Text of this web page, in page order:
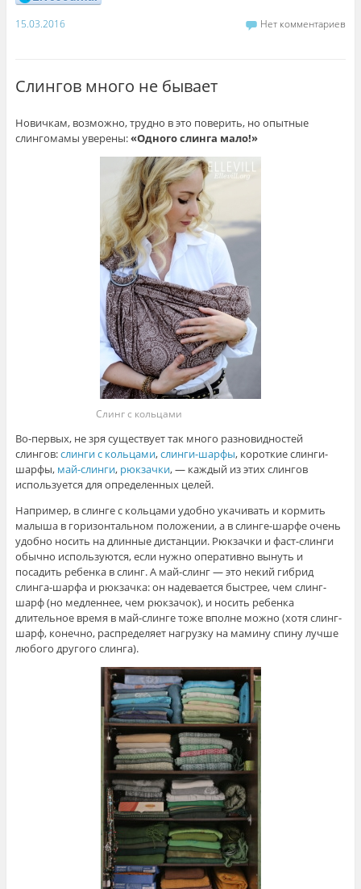
15.03.2016 Нет комментариев
Слингов много не бывает
Новичкам, возможно, трудно в это поверить, но опытные
слингомамы уверены:«Одного слинга мало!»
Слинг с кольцами
Во-первых, не зря существует так много разновидностей
слингов:слинги с кольцами,слинги-шарфы, короткие слинги-
шарфы, май-слинги, рюкзачки, — каждый из этих слингов
используется для определенных целей.
Например, в слинге с кольцами удобно укачивать и кормить
малыша в горизонтальном положении, а в слинге-шарфе очень
удобно носить на длинные дистанции. Рюкзачки и фаст-слинги
обычно используются, если нужно оперативно вынуть и
посадить ребенка в слинг. А май-слинг — это некий гибрид
слинга-шарфа и рюкзачка: он надевается быстрее, чем слинг-
шарф (но медленнее, чем рюкзачок), и носить ребенка
длительное время в май-слинге тоже вполне можно (хотя слинг-
шарф, конечно, распределяет нагрузку на мамину спину лучше
любого другого слинга).